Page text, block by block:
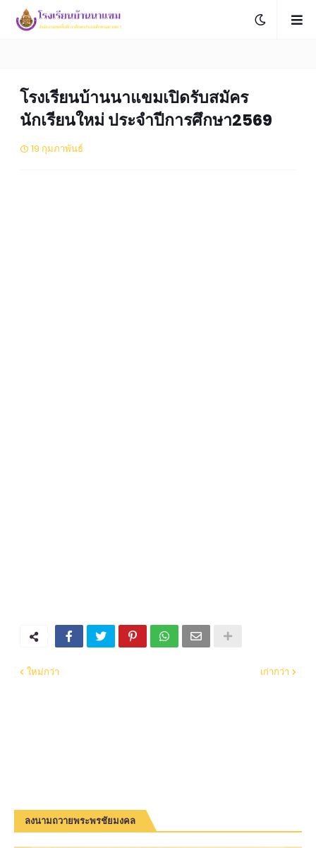
โรงเรียนบ้านนาแขมเปิดรับสมัคร
นักเรียนใหม่ ประจำปีการศึกษา2569
19 กุมภาพันธ์
ใหม่กว่า เก่ากว่า
ลงนามถวายพระพรชัยมงคล